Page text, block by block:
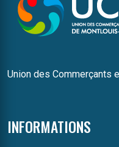
Union des Commerçants
INFORMATIONS